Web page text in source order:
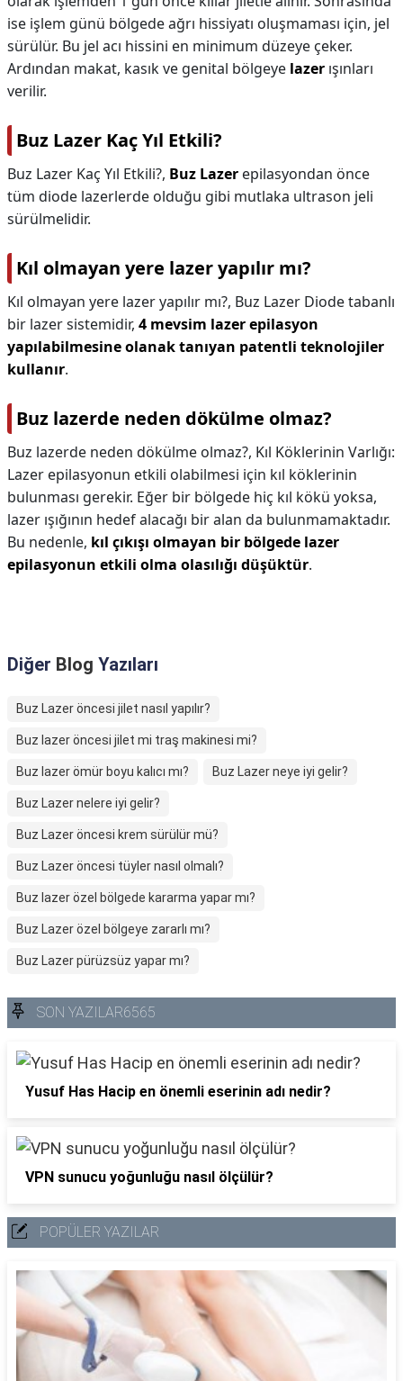
ise işlem günü bölgede ağrı hissiyatı oluşmaması için, jel
sürülür. Bu jel acı hissini en minimum düzeye çeker.
Ardından makat, kasık ve genital bölgeye lazer ışınları
verilir.
Buz Lazer Kaç Yıl Etkili?
Buz Lazer Kaç Yıl Etkili?, Buz Lazer epilasyondan önce
tüm diode lazerlerde olduğu gibi mutlaka ultrason jeli
sürülmelidir.
Kıl olmayan yere lazer yapılır mı?
Kıl olmayan yere lazer yapılır mı?, Buz Lazer Diode tabanlı
bir lazer sistemidir, 4 mevsim lazer epilasyon
yapılabilmesine olanak tanıyan patentli teknolojiler
kullanır.
Buz lazerde neden dökülme olmaz?
Buz lazerde neden dökülme olmaz?, Kıl Köklerinin Varlığı:
Lazer epilasyonun etkili olabilmesi için kıl köklerinin
bulunması gerekir. Eğer bir bölgede hiç kıl kökü yoksa,
lazer ışığının hedef alacağı bir alan da bulunmamaktadır.
Bu nedenle, kıl çıkışı olmayan bir bölgede lazer
epilasyonun etkili olma olasılığı düşüktür.
Diğer Blog Yazıları
Buz Lazer öncesi jilet nasıl yapılır?
Buz lazer öncesi jilet mi traş makinesi mi?
Buz lazer ömür boyu kalıcı mı? Buz Lazer neye iyi gelir?
Buz Lazer nelere iyi gelir?
Buz Lazer öncesi krem sürülür mü?
Buz Lazer öncesi tüyler nasıl olmalı?
Buz lazer özel bölgede kararma yapar mı?
Buz Lazer özel bölgeye zararlı mı?
Buz Lazer pürüzsüz yapar mı?
SON YAZILAR6565
Yusuf Has Hacip en önemli eserinin adı nedir?
VPN sunucu yoğunluğu nasıl ölçülür?
POPÜLER YAZILAR